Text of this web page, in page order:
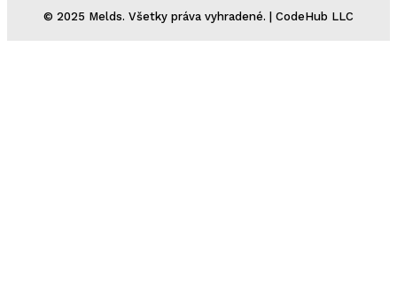
© 2025 Melds. Všetky práva vyhradené. | CodeHub LLC